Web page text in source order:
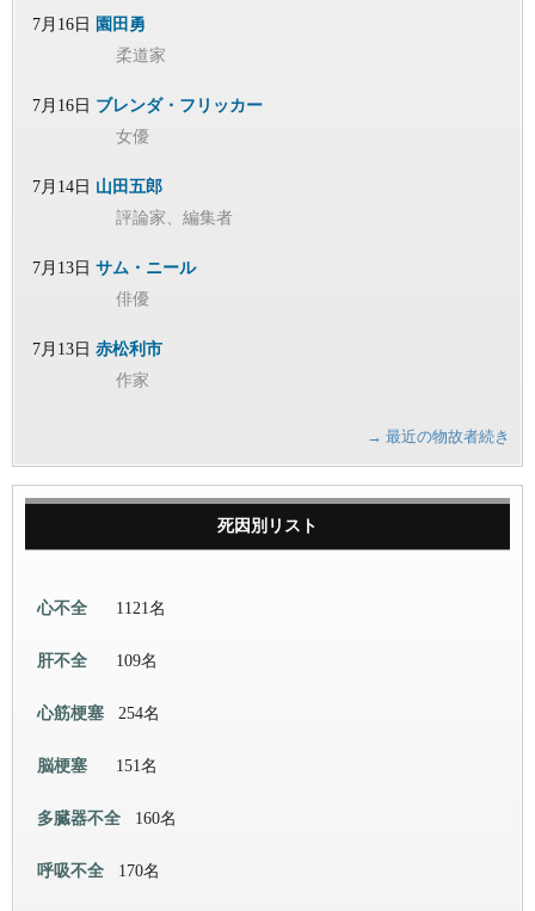
7月16日 園田勇
柔道家
7月16日 ブレンダ・フリッカー
女優
7月14日 山田五郎
評論家、編集者
7月13日 サム・ニール
俳優
7月13日 赤松利市
作家
→ 最近の物故者続き
死因別リスト
心不全 1121名
肝不全 109名
心筋梗塞 254名
脳梗塞 151名
多臓器不全 160名
呼吸不全 170名